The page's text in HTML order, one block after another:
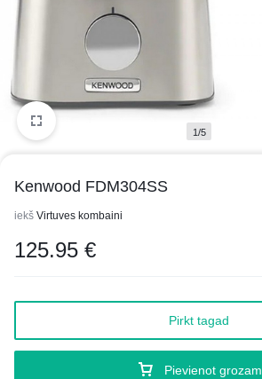
1/5
Kenwood FDM304SS
iekš Virtuves kombaini
125.95 €
Pievienot grozam
Pirkt tagad